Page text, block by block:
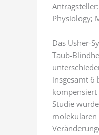
Physiology;
Das Usher-
Taub-
insgesamt 6
kompensiert
Studie